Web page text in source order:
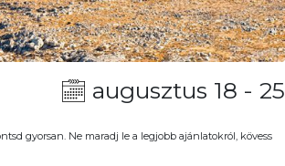
augusztus 18 - 25
gyorsan. Ne maradj le a legjobb ajánlatokról, kövess